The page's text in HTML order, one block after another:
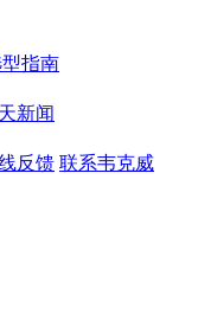
指南
新闻
反馈 联系韦克威